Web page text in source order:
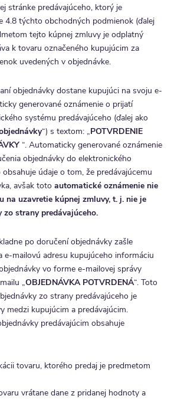
stránke predávajúceho, ktorý je
4.8 týchto obchodných podmienok (ďalej
tejto kúpnej zmluvy je odplatný
k tovaru označeného kupujúcim za
uvedených v objednávke.
objednávky dostane kupujúci na svoju e-
generované oznámenie o prijatí
systému predávajúceho (ďalej ako
“) s textom: „POTVRDENIE
“. Automaticky generované oznámenie
objednávky do elektronického
údaje o tom, že predávajúcemu
avšak toto automatické oznámenie nie
na uzavretie kúpnej zmluvy, t. j. nie je
strany predávajúceho.
po doručení objednávky zašle
e-mailovú adresu kupujúceho informáciu
vo forme e-mailovej správy
„OBJEDNÁVKA POTVRDENÁ“. Toto
zo strany predávajúceho je
medzi kupujúcim a predávajúcim.
predávajúcim obsahuje
tovaru, ktorého predaj je predmetom
vrátane dane z pridanej hodnoty a